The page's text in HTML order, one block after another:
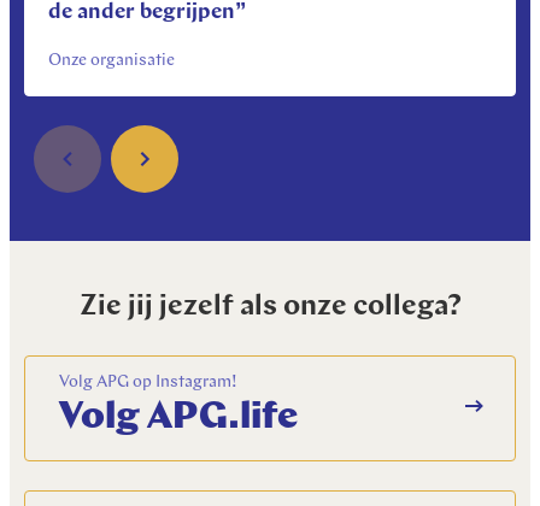
de ander begrijpen”
Onze organisatie
Zie jij jezelf als onze collega?
Volg APG op Instagram!
Volg APG.life